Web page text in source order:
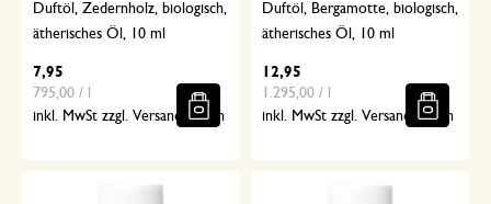
Duftöl, Zedernholz, biologisch,
ätherisches Öl, 10 ml
7,95
795,00 / l
inkl. MwSt zzgl. Versandkosten
Duftöl, Bergamotte, biologisch,
ätherisches Öl, 10 ml
12,95
1.295,00 / l
inkl. MwSt zzgl. Versandkosten